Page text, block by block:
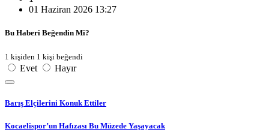
01 Haziran 2026 13:27
Bu Haberi Beğendin Mi?
1 kişiden 1 kişi beğendi
Evet Hayır
Barış Elçilerini Konuk Ettiler
Kocaelispor’un Hafızası Bu Müzede Yaşayacak